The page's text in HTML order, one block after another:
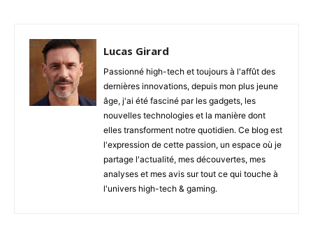
Lucas Girard
Passionné high-tech et toujours à l'affût des
dernières innovations, depuis mon plus jeune
âge, j'ai été fasciné par les gadgets, les
nouvelles technologies et la manière dont
elles transforment notre quotidien. Ce blog est
l'expression de cette passion, un espace où je
partage l'actualité, mes découvertes, mes
analyses et mes avis sur tout ce qui touche à
l'univers high-tech & gaming.